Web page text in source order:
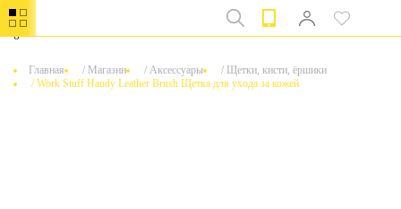
0
Главная / Магазин / Аксессуары / Щетки, кисти, ёршики
/Work Stuff Handy Leather Brush Щетка для ухода за кожей